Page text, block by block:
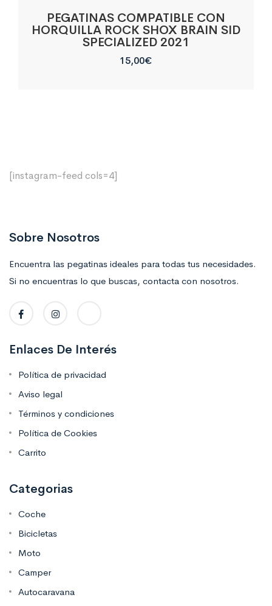
PEGATINAS COMPATIBLE CON
HORQUILLA ROCK SHOX BRAIN SID
SPECIALIZED 2021
15,00€
[instagram-feed cols=4]
Sobre Nosotros
Encuentra las pegatinas ideales para todas tus necesidades.
Si no encuentras lo que buscas, contacta con nosotros.
Enlaces De Interés
Política de privacidad
Aviso legal
Términos y condiciones
Política de Cookies
Carrito
Categorias
Coche
Bicicletas
Moto
Camper
Autocaravana